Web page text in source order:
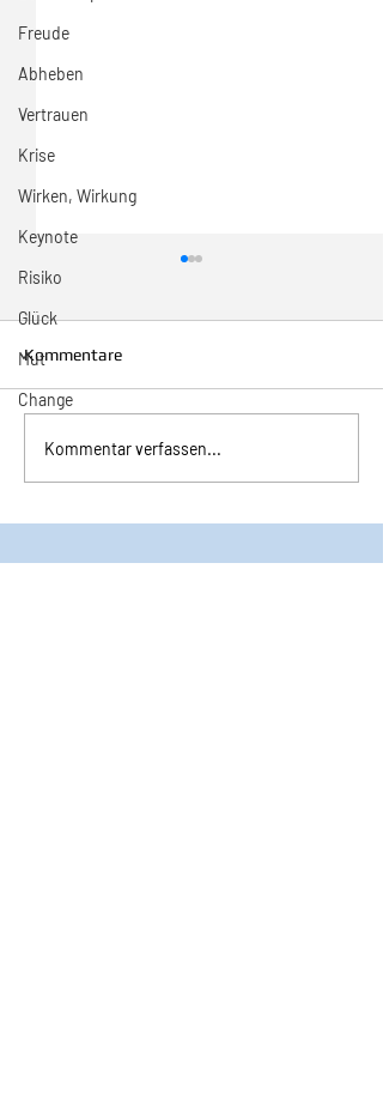
Freude
Abheben
Vertrauen
Krise
Wirken, Wirkung
Keynote
Risiko
Glück
Mut
Change
Inspiration zur Woche
11/2024
Kommentare
Kommentar verfassen...